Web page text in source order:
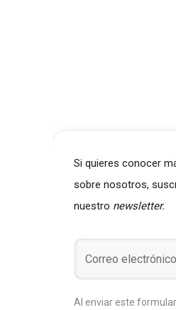
Si quieres conocer
sobre nosotros,
nuestro newsletter.
Al enviar este